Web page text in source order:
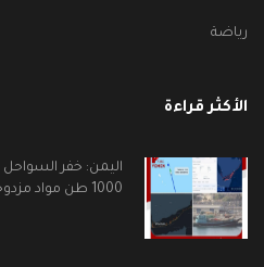
رياضة
الأكثر قراءة
اليمن: خفر
1000 طن مواد مزدوجة الاستخدام قبالة لحج